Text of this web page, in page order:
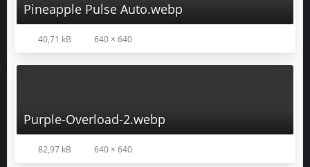
Pineapple Pulse Auto.webp
40,71 kB 640 × 640
Purple-Overload-2.webp
82,97 kB 640 × 640